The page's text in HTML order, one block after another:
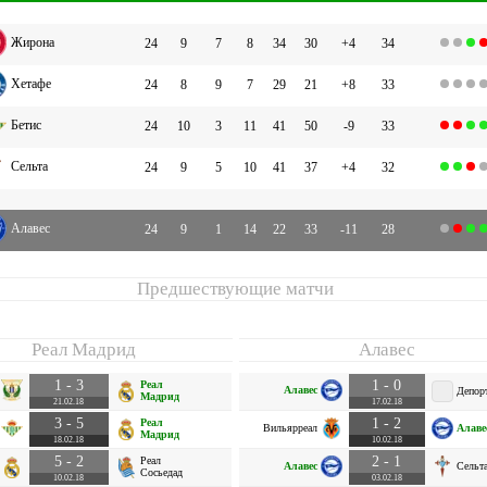
Жирона 24 9 7 8 34 30 +4 34
Хетафе 24 8 9 7 29 21 +8 33
Бетис 24 10 3 11 41 50 -9 33
Сельта 24 9 5 10 41 37 +4 32
Алавес 24 9 1 14 22 33 -11 28
Предшествующие матчи
Реал Мадрид
1 - 3
21.02.18
Реал
Мадрид
3 - 5
18.02.18
Реал
Мадрид
5 - 2
10.02.18
Реал
Сосьедад
Алавес
Алавес 1 - 0
17.02.18
Вильярреал 1 - 2
10.02.18
Алавес 2 - 1
03.02.18
Сельта